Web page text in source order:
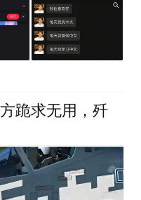
跪求无用，歼